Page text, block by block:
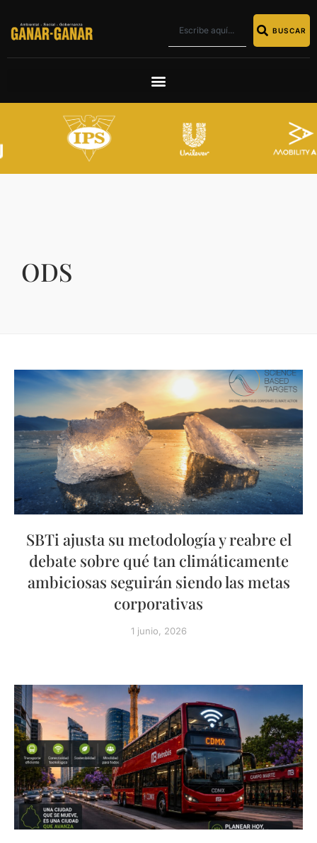
BUSCAR
ODS
SBTi ajusta su metodología y reabre el
debate sobre qué tan climáticamente
ambiciosas seguirán siendo las metas
corporativas
1 junio, 2026